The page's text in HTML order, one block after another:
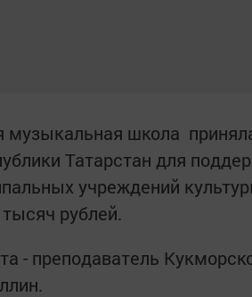
музыкальная школа
Татарстан для
учреждений
рублей.
- преподаватель